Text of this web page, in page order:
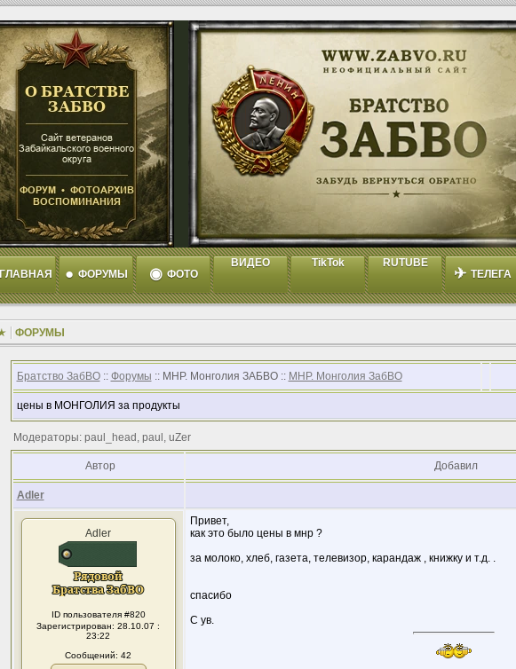
ГЛАВНАЯ ● ФОРУМЫ ◉ ФОТО
ВИДЕО TikTok RUTUBE
✈ ТЕЛЕГА
ФОРУМЫ
Братство ЗабВО:: Форумы :: МНР. Монголия ЗАБВО :: МНР. Монголия ЗабВО
цены в МОНГОЛИЯ за продукты
Модераторы: paul_head, paul, uZer
Автор Добавил
Adler
Adler
ID пользователя #820
Зарегистрирован: 28.10.07 :
23:22
Сообщений: 42
Привет,
как это было цены в мнр ?
за молоко, хлеб, газета, телевизор, карандаж , книжку и т.д. .
спасибо
С ув.